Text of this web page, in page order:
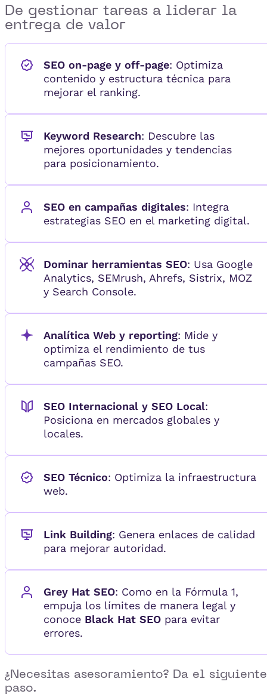
De gestionar tareas a liderar la
entrega de valor
SEO on-page y off-page: Optimiza
contenido y estructura técnica para
mejorar el ranking.
Keyword Research: Descubre las
mejores oportunidades y tendencias
para posicionamiento.
SEO en campañas digitales: Integra
estrategias SEO en el marketing digital.
Dominar herramientas SEO: Usa Google
Analytics, SEMrush, Ahrefs, Sistrix, MOZ
y Search Console.
Analítica Web y reporting: Mide y
optimiza el rendimiento de tus
campañas SEO.
SEO Internacional y SEO Local:
Posiciona en mercados globales y
locales.
SEO Técnico: Optimiza la infraestructura
web.
Link Building: Genera enlaces de calidad
para mejorar autoridad.
Grey Hat SEO: Como en la Fórmula 1,
empuja los límites de manera legal y
conoce Black Hat SEO para evitar
errores.
¿Necesitas asesoramiento? Da el siguiente
paso.